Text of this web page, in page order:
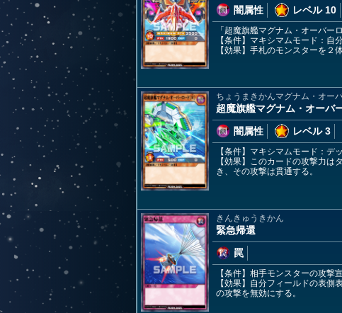
闇属性
レベル 10
「超魔旗艦マグナム・オーバー
【条件】マキシマムモード：自
【効果】手札のモンスターを
ちょうまきかんマグナム・オー
超魔旗艦マグナム・オーバ
闇属性
レベル 3
【条件】マキシマムモード：デ
【効果】このカードの攻撃力
き、その攻撃は貫通する。
きんきゅうきかん
緊急帰還
罠
【条件】相手モンスターの攻撃
【効果】自分フィールドの表
の攻撃を無効にする。